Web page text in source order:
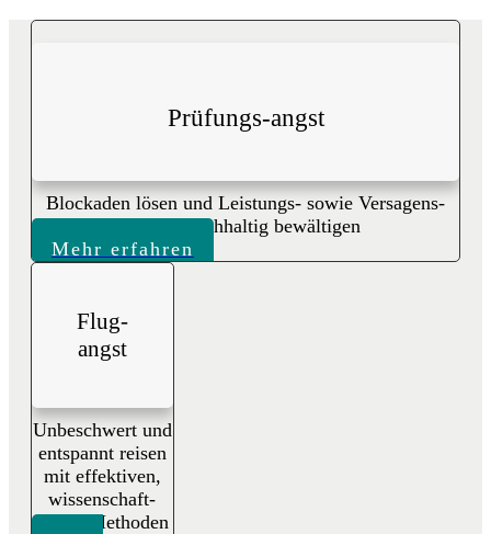
Prüfungs-angst
Blockaden lösen und Leistungs- sowie Versagens-
ängste nachhaltig bewältigen
Mehr erfahren
Flug-
angst
Unbeschwert und
entspannt reisen
mit effektiven,
wissenschaft-
lichen Methoden